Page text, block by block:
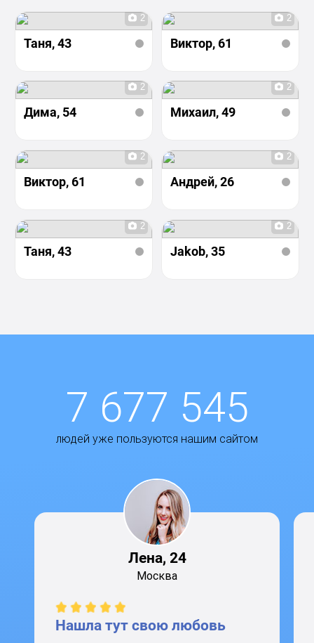
2
Таня, 43
2
Виктор, 61
2
Дима, 54
2
Михаил, 49
2
Виктор, 61
2
Андрей, 26
2
Таня, 43
2
Jakob, 35
7 677 545
людей уже пользуются нашим сайтом
Лена, 24
Москва
Нашла тут свою любовь